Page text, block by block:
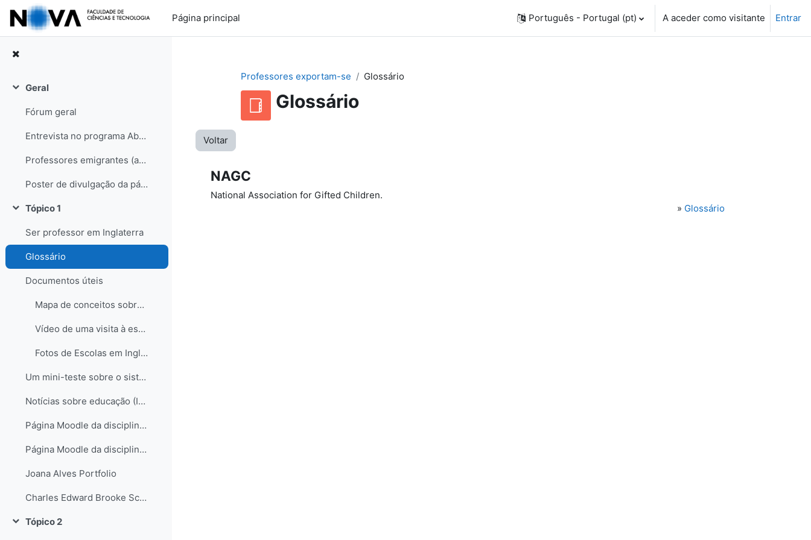
Ir para o conteúdo principal
Página principal
Português - Portugal ‎(pt)‎ A aceder como visitante Entrar
Contrair
Geral
Fórum geral
Entrevista no programa Abraço de Domingo (RDP internacional)
Professores emigrantes (artigo no semanário Sol, edição de 31-05-08)
Poster de divulgação da página
Contrair
Tópico 1
Ser professor em Inglaterra
Glossário
Documentos úteis
Mapa de conceitos sobre o sistema educativo em Inglaterra
Vídeo de uma visita à escola de Hampstead no Reino Unido
Fotos de Escolas em Inglaterra
Um mini-teste sobre o sistema educativo inglês...
Notícias sobre educação (Inglaterra e não só)
Página Moodle da disciplina de Science
Página Moodle da disciplina de Science II
Joana Alves Portfolio
Charles Edward Brooke School Science Departament
Contrair
Tópico 2
Professores exportam-se Glossário
Glossário
Voltar
NAGC
National Association for Gifted Children.
» Glossário